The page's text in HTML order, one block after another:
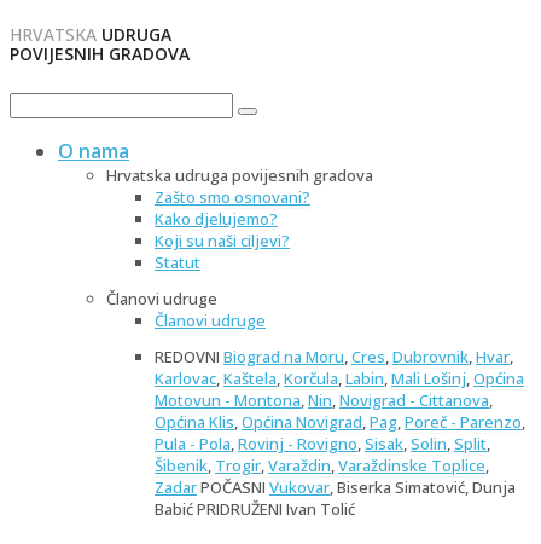
HRVATSKA UDRUGA
POVIJESNIH GRADOVA
O nama
Hrvatska udruga povijesnih gradova
Zašto smo osnovani?
Kako djelujemo?
Koji su naši ciljevi?
Statut
Članovi udruge
Članovi udruge
REDOVNI Biograd na Moru,Cres,Dubrovnik,Hvar,
Karlovac,Kaštela,Korčula,Labin,Mali Lošinj,Općina
Motovun - Montona,Nin,Novigrad - Cittanova,
Općina Klis,Općina Novigrad,Pag,Poreč - Parenzo,
Pula - Pola,Rovinj - Rovigno,Sisak,Solin,Split,
Šibenik, Trogir,Varaždin,Varaždinske Toplice,
ZadarPOČASNI Vukovar, Biserka Simatović, Dunja
Babić PRIDRUŽENI Ivan Tolić